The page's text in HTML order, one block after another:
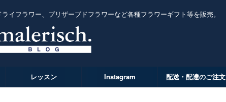
イフラワー、プリザーブドフラワーなど各種フラワーギフト等を販売。
レッスン Instagram 配送・配達のご注文